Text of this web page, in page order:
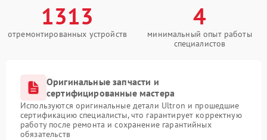
1313
отремонтированных устройств
4
минимальный опыт работы
специалистов
Оригинальные запчасти и
сертифицированные мастера
Используются оригинальные детали Ultron и прошедшие
сертификацию специалисты, что гарантирует корректную
работу после ремонта и сохранение гарантийных
обязательств